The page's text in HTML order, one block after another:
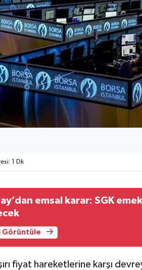
1 Dk
emsal karar: SGK
Görüntüle
fiyat hareketlerine karşı